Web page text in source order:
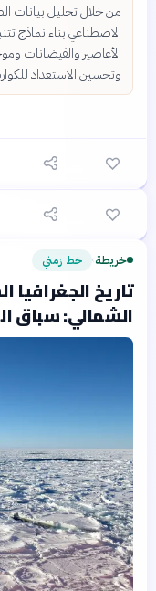
من خلال تحليل بيانات
الاصطناعي بناء نماذج
الأعاصير والفيضانات
وتحسين الاستعداد
خريطة اختيار متعدد
اليومية؟
🎯
6سؤال 🟢 سهل
خريطة› خط زمني
تاريخ
الشمالي: سباق النفوذ من